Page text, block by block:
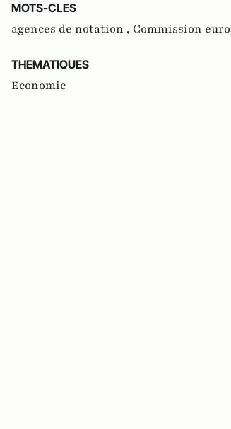
MOTS-CLES
agences de notation , Commission
THEMATIQUES
Economie